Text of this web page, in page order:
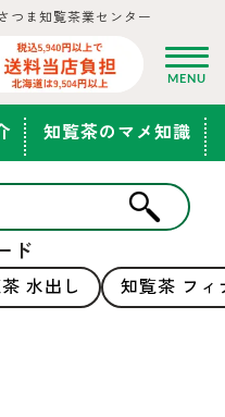
つま知覧茶業センター
知覧茶のマメ知識
ド
水出し 知覧茶 フィ